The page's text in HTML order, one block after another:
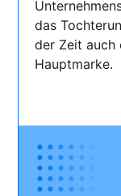
das
der Zeit auch
Hauptmarke.